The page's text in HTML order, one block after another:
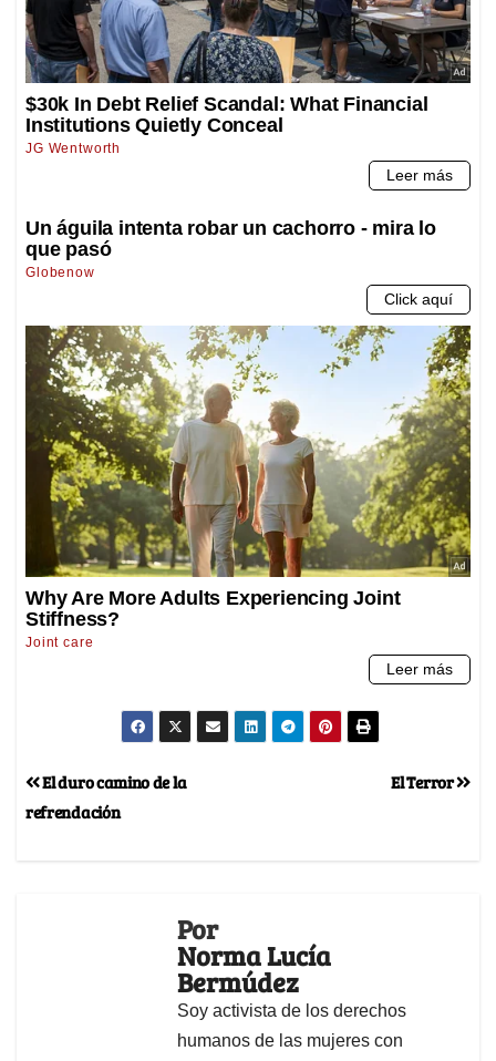
El Terror
El duro camino de la
refrendación
Por
Norma Lucía
Bermúdez
Soy activista de los derechos
humanos de las mujeres con